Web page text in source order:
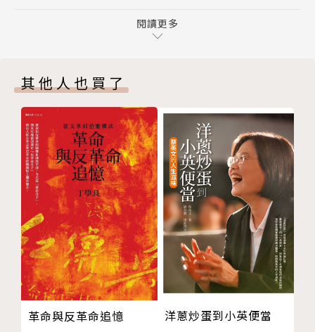
中文系學士。曾任國立台灣師範大學科學教育中心博士
後研究員、國立宜蘭大學博雅教育中心主任兼生命教育
研究室召集人。創立海峽兩岸心理諮詢協會，擔任創會
理事長與榮譽理事長。專業研究在齊文化與齊學術、通
識教育與生命教育、陽明學與中國現代化、心學心理學
暨華人本土心理諮詢。擅寫詩文，倡導與實踐心學來復
興中華文化。著有《心學工夫論》（2005）、《書院
精神與中華文化》（2005）、《先秦齊文化的淵源與
發展》（2009）、《戰國齊學術的特徵與影響》（20
09）與《心學風雲記：王陽明帶你打土匪》（2018）
等書。
闡發心學二十年，歷經各種生死交關的考驗，拍攝磨課
10 擱置名詞的爭論
11 禍福相倚學心學
12 精神的高壓與倦怠
13 孩子就是我們的弟子
14 世人受苦不冤枉
15 聖人愛作夢
16 什麼都不奇怪
17 禮儀在散發能量
18 大信良知不應酬
19 大膽承當不由己
20 成聖的密碼
21 心學煉金術
22 儒家的神仙
閱讀更多
其他人也買了
革命與反革命追憶 洋蔥炒蛋到小英便當